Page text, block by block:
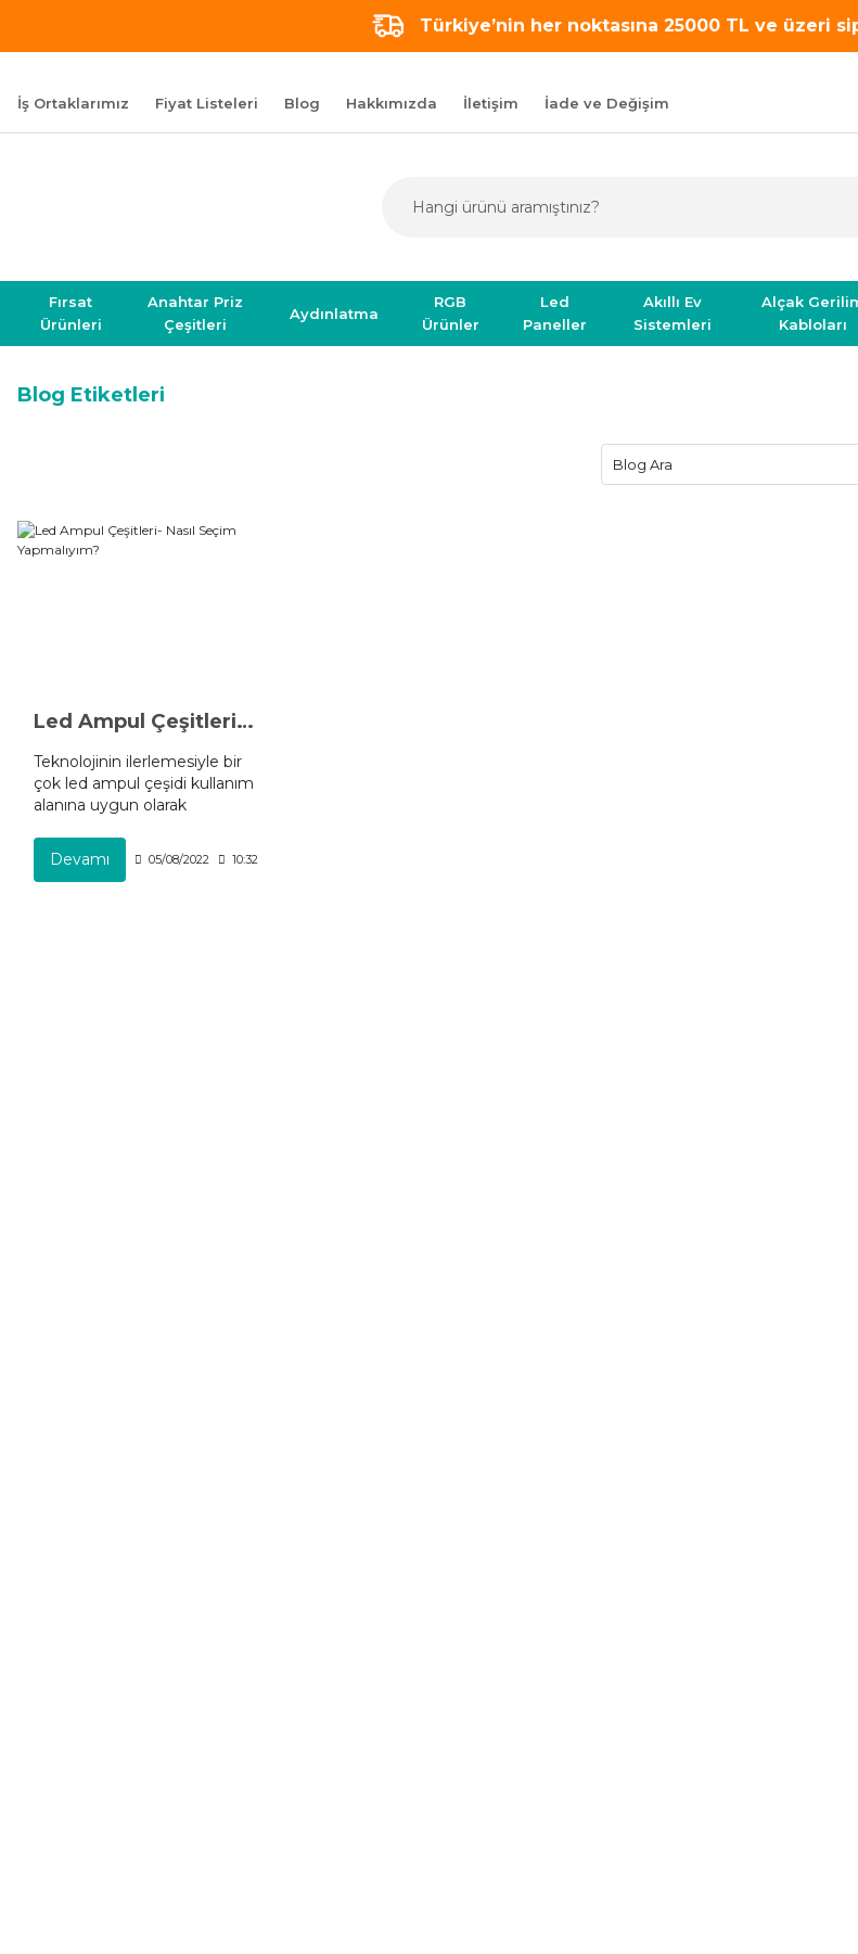
Türkiye’nin her noktasına 25000 TL ve üzeri
İş Ortaklarımız Fiyat Listeleri Blog Hakkımızda İletişim İade ve Değişim
Fırsat
Ürünleri
Anahtar Priz
Çeşitleri
Aydınlatma
RGB
Ürünler
Led
Paneller
Akıllı Ev
Sistemleri
Alçak
Kabloları
Blog Etiketleri
Led Ampul Çeşitleri- Nasıl Seçim Yapmalıyım?
Teknolojinin ilerlemesiyle bir
çok led ampul çeşidi kullanım
alanına uygun olarak
ve az enerji harcayan bu
ampulleri nasıl seçmeliyiz?
Devamı 05/08/2022 10:32